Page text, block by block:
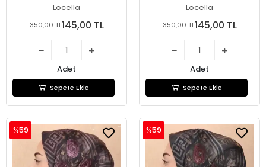
Locella
350,00 TL145,00 TL
Adet
Sepete Ekle
Locella
350,00 TL145,00 TL
Adet
Sepete Ekle
%59 %59